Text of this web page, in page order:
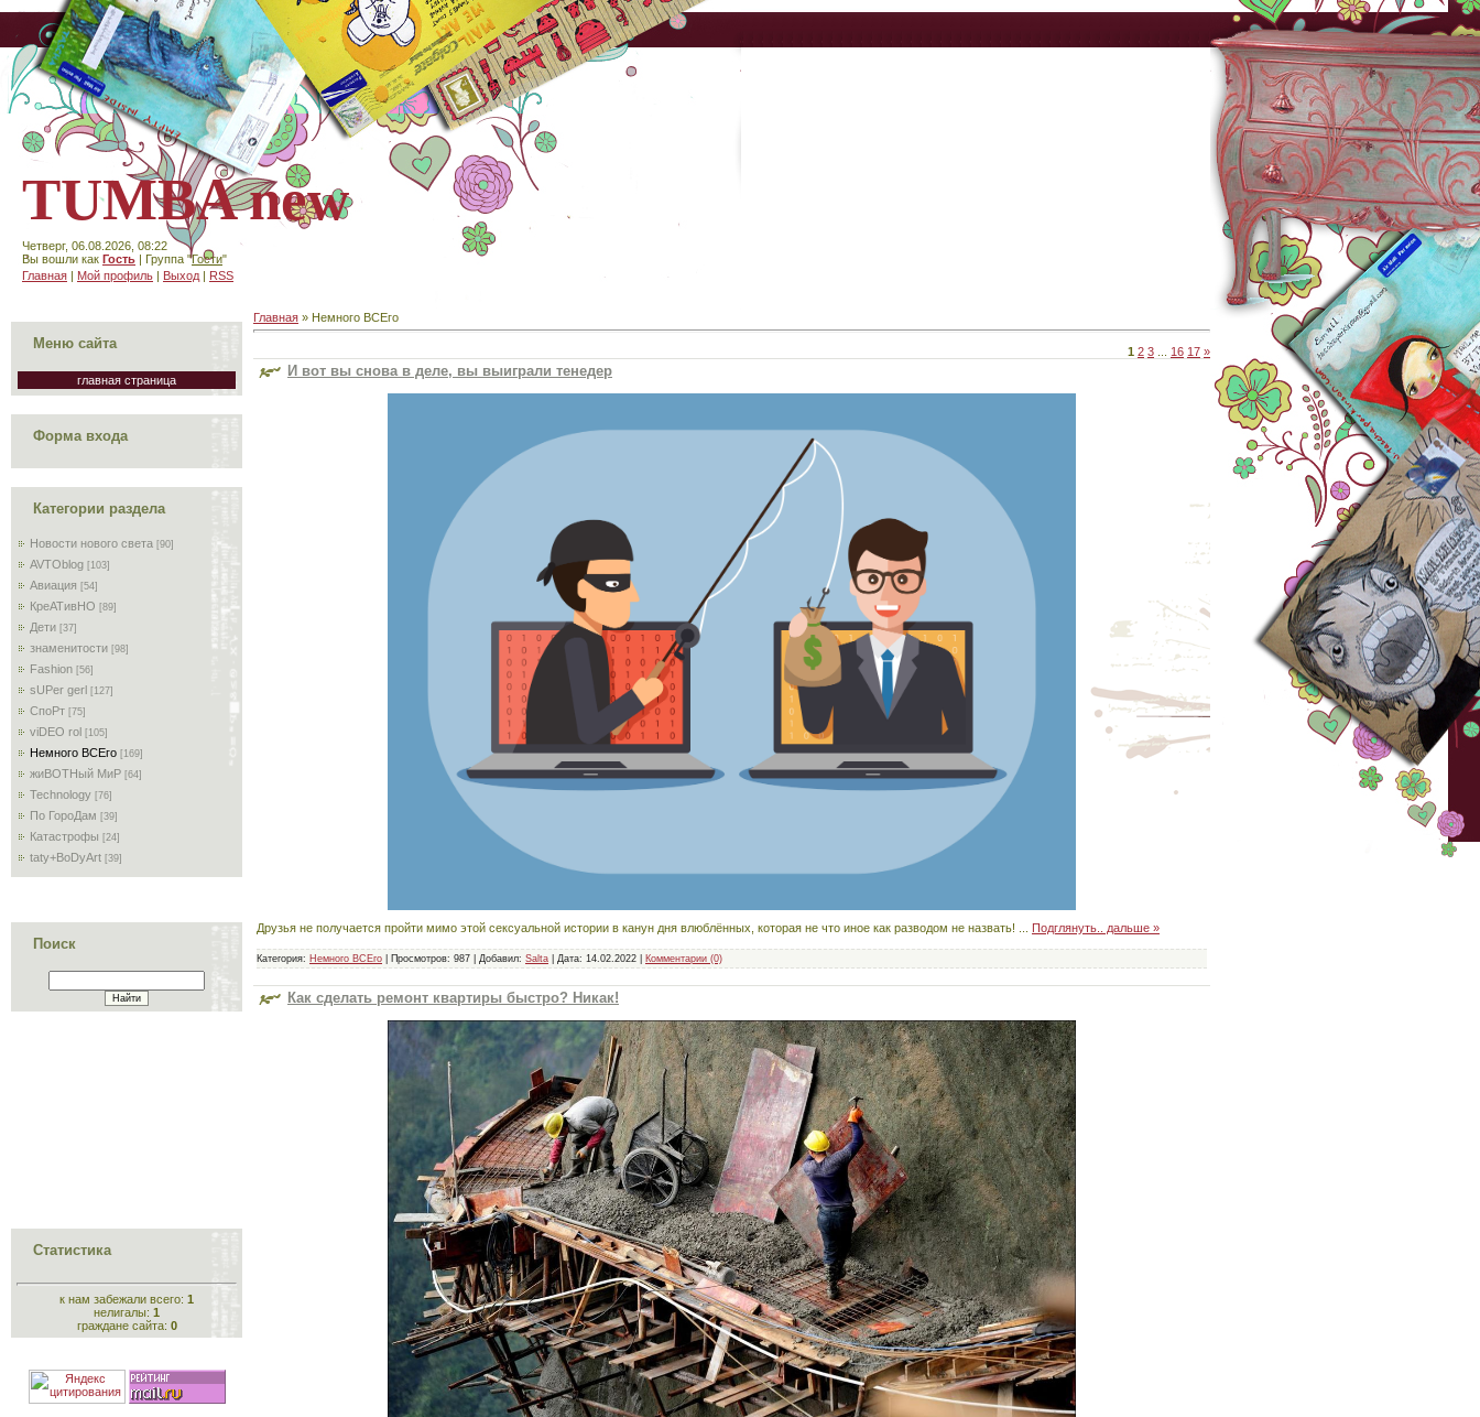
TUMBA new
Четверг, 06.08.2026, 08:22
Вы вошли как Гость | Группа "Гости"
Главная | Мой профиль | Выход | RSS
Меню сайта
главная страница
Форма входа
Категории раздела
Новости нового света [90]
AVTOblog [103]
Авиация [54]
КреАТивНО [89]
Дети [37]
знаменитости [98]
Fashion [56]
sUPer gerl [127]
СпоРт [75]
viDEO rol [105]
Немного ВСЕго [169]
жиВОТНый МиР [64]
Technology [76]
По ГороДам [39]
Катастрофы [24]
taty+BoDyArt [39]
Поиск
Статистика
к нам забежали всего: 1
нелигалы: 1
граждане сайта: 0
Главная » Немного ВСЕго
1 2 3 16 17 »
И вот вы снова в деле, вы выиграли тенедер
Друзья не получается пройти мимо этой сексуальной истории в канун дня влюблённых, которая не что иное как разводом не назвать! Подглянуть.. дальше »
Категория: Немного ВСЕго Просмотров: 987 Добавил: Salta Дата: 14.02.2022 Комментарии (0)
Как сделать ремонт квартиры быстро? Никак!